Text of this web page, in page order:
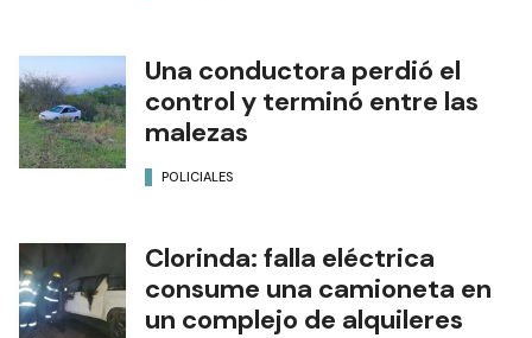
Una conductora perdió el
control y terminó entre las
malezas
POLICIALES
Clorinda: falla eléctrica
consume una camioneta en
un complejo de alquileres